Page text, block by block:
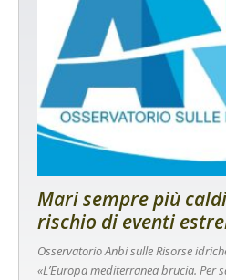
Mari sempre più
rischio di eventi
Osservatorio Anbi sulle Risorse
«L’Europa mediterranea brucia. Per